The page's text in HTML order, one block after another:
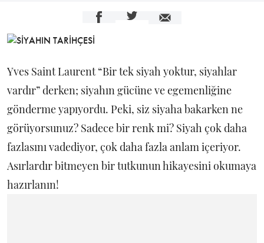
Yves Saint Laurent “Bir tek siyah yoktur, siyahlar
vardır” derken; siyahın gücüne ve egemenliğine
gönderme yapıyordu. Peki, siz siyaha bakarken ne
görüyorsunuz? Sadece bir renk mi? Siyah çok daha
fazlasını vadediyor, çok daha fazla anlam içeriyor.
Asırlardır bitmeyen bir tutkunun hikayesini okumaya
hazırlanın!